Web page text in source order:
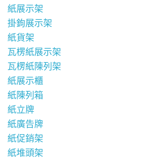
紙展示架
掛鉤展示架
紙貨架
瓦楞紙展示架
瓦楞紙陳列架
紙展示櫃
紙陳列箱
紙立牌
紙廣告牌
紙促銷架
紙堆頭架